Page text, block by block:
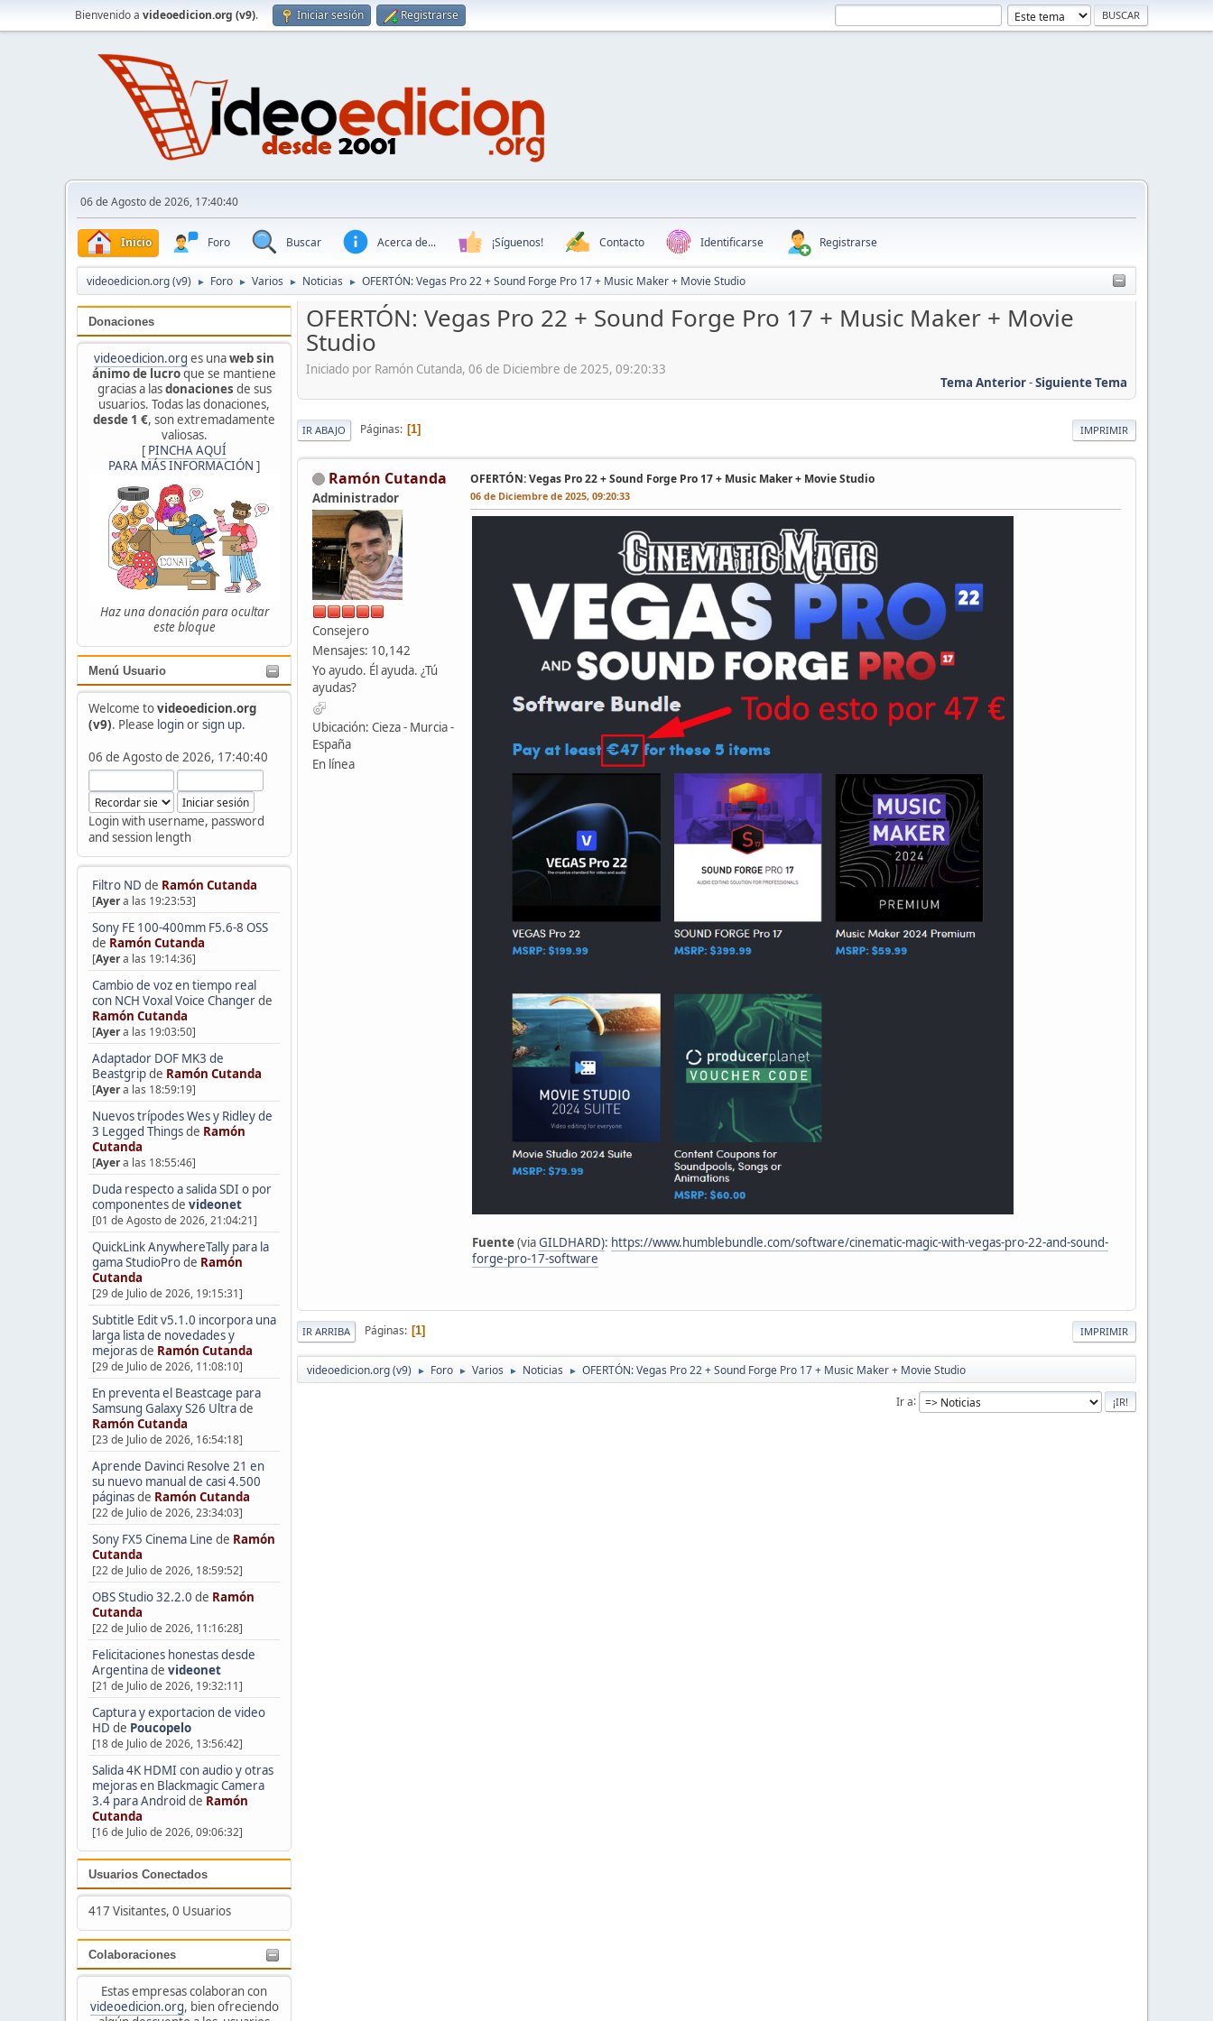
Bienvenido a videoedicion.org (v9). Iniciar sesión Registrarse
06 de Agosto de 2026, 17:40:40
Inicio Foro Buscar Acerca de... ¡Síguenos! Contacto Identificarse Registrarse
videoedicion.org (v9) ► Foro ► Varios ► Noticias ► OFERTÓN: Vegas Pro 22 + Sound Forge Pro 17 + Music Maker + Movie Studio
Donaciones
videoedicion.org es unaweb sin
ánimo de lucroque se mantiene
gracias a lasdonaciones de sus
usuarios. Todas las donaciones,
desde 1 €, son extremadamente
valiosas.
[ PINCHA AQUÍ
PARA MÁS INFORMACIÓN ]
Haz una donación para ocultar
este bloque
Menú Usuario
Welcome tovideoedicion.org
(v9). Please loginorsign up.
06 de Agosto de 2026, 17:40:40
Login with username, password
and session length
Filtro ND de Ramón Cutanda
[Ayera las 19:23:53]
Sony FE 100-400mm F5.6-8 OSS
de Ramón Cutanda
[Ayera las 19:14:36]
Cambio de voz en tiempo real
con NCH Voxal Voice Changerde
Ramón Cutanda
[Ayera las 19:03:50]
Adaptador DOF MK3 de
Beastgripde Ramón Cutanda
[Ayera las 18:59:19]
Nuevos trípodes Wes y Ridley de
3 Legged Thingsde Ramón
Cutanda
[Ayera las 18:55:46]
Duda respecto a salida SDI o por
componentesde videonet
[01 de Agosto de 2026, 21:04:21]
QuickLink AnywhereTally para la
gama StudioProde Ramón
Cutanda
[29 de Julio de 2026, 19:15:31]
Subtitle Edit v5.1.0 incorpora una
larga lista de novedades y
mejorasde Ramón Cutanda
[29 de Julio de 2026, 11:08:10]
En preventa el Beastcage para
Samsung Galaxy S26 Ultrade
Ramón Cutanda
[23 de Julio de 2026, 16:54:18]
Aprende Davinci Resolve 21 en
su nuevo manual de casi 4.500
páginasde Ramón Cutanda
[22 de Julio de 2026, 23:34:03]
Sony FX5 Cinema Line de Ramón
Cutanda
[22 de Julio de 2026, 18:59:52]
OBS Studio 32.2.0 de Ramón
Cutanda
[22 de Julio de 2026, 11:16:28]
Felicitaciones honestas desde
Argentinade videonet
[21 de Julio de 2026, 19:32:11]
Captura y exportacion de video
HD de Poucopelo
[18 de Julio de 2026, 13:56:42]
Salida 4K HDMI con audio y otras
mejoras en Blackmagic Camera
3.4 para Android de Ramón
Cutanda
[16 de Julio de 2026, 09:06:32]
Usuarios Conectados
417 Visitantes, 0 Usuarios
Colaboraciones
Estas empresas colaboran con
videoedicion.org, bien ofreciendo
OFERTÓN: Vegas Pro 22 + Sound Forge Pro 17 + Music Maker + Movie
Studio
Iniciado por Ramón Cutanda, 06 de Diciembre de 2025, 09:20:33
Tema Anterior-Siguiente Tema
IMPRIMIR
IR ABAJO Páginas 1
Ramón Cutanda
Administrador
Consejero
Mensajes: 10,142
Yo ayudo. Él ayuda. ¿Tú
ayudas?
Ubicación: Cieza - Murcia -
España
En línea
OFERTÓN: Vegas Pro 22 + Sound Forge Pro 17 + Music Maker + Movie Studio
06 de Diciembre de 2025, 09:20:33
Fuente(viaGILDHARD): https://www.humblebundle.com/software/cinematic-magic-with-vegas-pro-22-and-sound-
forge-pro-17-software
IMPRIMIR
IR ARRIBA Páginas 1
videoedicion.org (v9) ► Foro ► Varios ► Noticias ► OFERTÓN: Vegas Pro 22 + Sound Forge Pro 17 + Music Maker + Movie Studio
Ir a